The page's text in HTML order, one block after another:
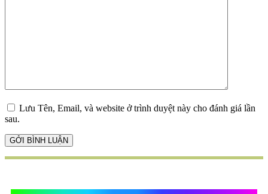
Lưu Tên, Email, và website ở trình duyệt này cho đánh giá lần
sau.